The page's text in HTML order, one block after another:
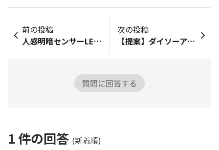
前の投稿
人感明暗センサーLEDライトのマグネット強化
次の投稿
【提案】ダイソーアプリの商品検索
質問に回答する
1 件の回答 (新着順)